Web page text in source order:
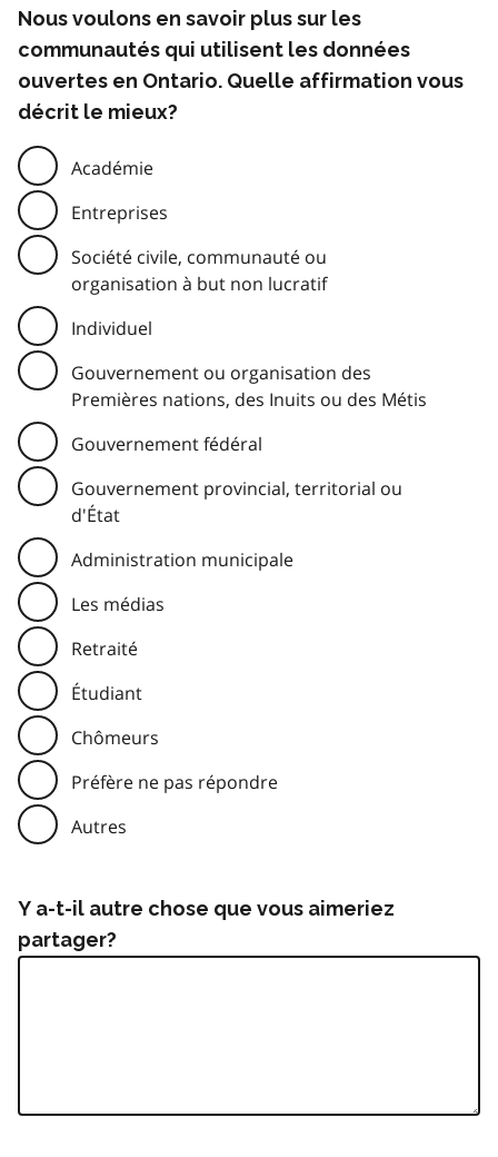
Nous voulons en savoir plus sur les
communautés qui utilisent les données
ouvertes en Ontario. Quelle affirmation vous
décrit le mieux?
Académie
Entreprises
Société civile, communauté ou
organisation à but non lucratif
Individuel
Gouvernement ou organisation des
Premières nations, des Inuits ou des Métis
Gouvernement fédéral
Gouvernement provincial, territorial ou
d'État
Administration municipale
Les médias
Retraité
Étudiant
Chômeurs
Préfère ne pas répondre
Autres
Y a-t-il autre chose que vous aimeriez
partager?